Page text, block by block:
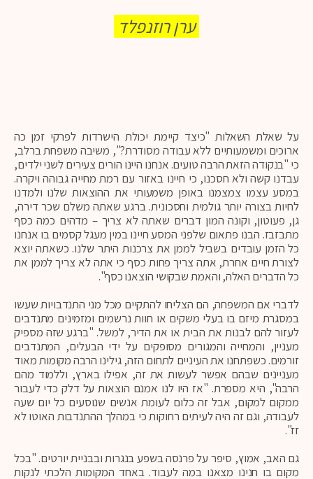
ערן רוזנפלד
על שאלת השאלות "כיצד קיימת יכולת הישרדות לפרקי זמן כה
ארוכים ומשמעותיים ללא עבודה מסודרת?", משיבה משפחת ברלב,
כי "בנקודה הזאת הרבה טועים. אנחנו היינו הורים צעירים לשני ילדים,
עבדנו קשה ולא חסכנו, כי חיינו באזור עם רמת מחייה גבוהה ויקרה.
במסע עצמו צמצמנו באופן משמעותי את ההוצאות שלנו ולמדנו
לחיות בצורה יותר גולמית וחסכונית. ברגע שאתה משלם שכר דירה,
גן, פעוטון, וקונה המון דברים שאתה לא צריך – מדהים כמה כסף
מתבזבז. הבנו פתאום שלפני המסע חיינו במין מעגל קסמים בו אנחנו
כל הזמן עובדים בשביל לממן את צרכנות היתר שלנו. כשאתה יוצא
לצורת חיים אחרת, אתה צריך פחות כסף כי אתה לא צריך לממן את
כל הדברים האלה, והאמת שבקושי הוצאנו כסף".
לדברי אם המשפחה, הם הצליחו להתקיים מכל מני התנדבויות שעשו
במסגרת מיזם בו בעלי משקים או חוות נרשמים ומזמינים מתנדבים
לעזור להם לבנות את הבית או את הדיר, למשל. "ברגע שזה מספיק
מעניין, והמחייה והמגורים מסופקים על ידי הבעלים, המתנדבים
זורמים. כשפתחנו את העיניים לתחום הזה, גילינו הרבה מקומות מאוד
מעניינים שבהם אפשר לעשות את זה, אפילו בארץ, וללמוד מהם
הרבה", היא מספרת. "אז היו לנו אמנם הוצאות על דלק כדי לעבור
ממקום למקום, אבל זה כלום לעומת אנשים שנוסעים כל יום שעה
לעבודה, וגם זה היה לעיתים רחוקות כי במהלך ההתנדבות האוטו לא
זז".
גם האב, אמוץ, סיפר על פרנסה בשפע בנגרות ובבניית יורטים. "בכל
מקום בו חנינו מצאנו במה לעבוד. באחד המקומות הלכתי לנקות